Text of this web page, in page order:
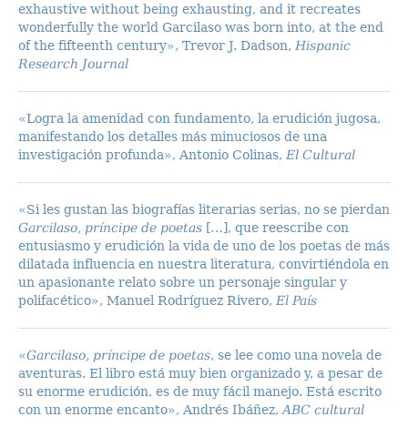
exhaustive without being exhausting, and it recreates
wonderfully the world Garcilaso was born into, at the end
of the fifteenth century», Trevor J. Dadson, Hispanic
Research Journal
«Logra la amenidad con fundamento, la erudición jugosa,
manifestando los detalles más minuciosos de una
investigación profunda», Antonio Colinas, El Cultural
«Si les gustan las biografías literarias serias, no se pierdan
Garcilaso, príncipe de poetas […], que reescribe con
entusiasmo y erudición la vida de uno de los poetas de más
dilatada influencia en nuestra literatura, convirtiéndola en
un apasionante relato sobre un personaje singular y
polifacético», Manuel Rodríguez Rivero, El País
«Garcilaso, príncipe de poetas, se lee como una novela de
aventuras. El libro está muy bien organizado y, a pesar de
su enorme erudición, es de muy fácil manejo. Está escrito
con un enorme encanto», Andrés Ibáñez,ABC cultural